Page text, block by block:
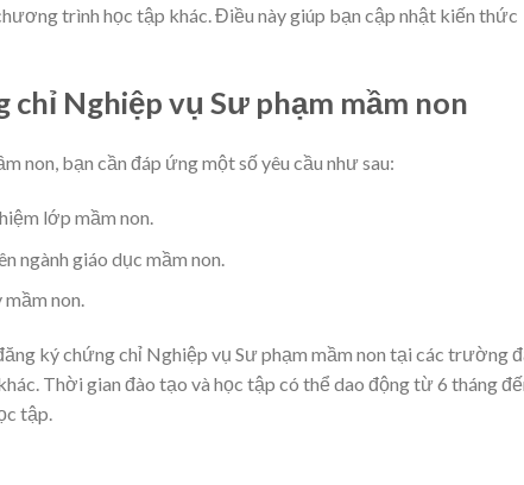
trình học tập khác. Điều này giúp bạn cập nhật kiến thức
Nghiệp vụ Sư phạm mầm non
non, bạn cần đáp ứng một số yêu cầu như sau:
lớp mầm non.
ngành giáo dục mầm non.
non.
ký chứng chỉ Nghiệp vụ Sư phạm mầm non tại các trường
Thời gian đào tạo và học tập có thể dao động từ 6 tháng
tập.